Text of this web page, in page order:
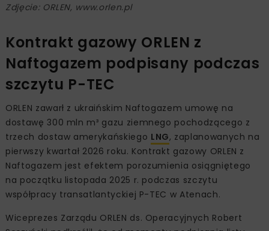
Zdjęcie: ORLEN, www.orlen.pl
Kontrakt gazowy ORLEN z
Naftogazem podpisany podczas
szczytu P-TEC
ORLEN zawarł z ukraińskim Naftogazem umowę na
dostawę 300 mln m³ gazu ziemnego pochodzącego z
trzech dostaw amerykańskiego LNG, zaplanowanych na
pierwszy kwartał 2026 roku. Kontrakt gazowy ORLEN z
Naftogazem jest efektem porozumienia osiągniętego
na początku listopada 2025 r. podczas szczytu
współpracy transatlantyckiej P-TEC w Atenach.
Wiceprezes Zarządu ORLEN ds. Operacyjnych Robert